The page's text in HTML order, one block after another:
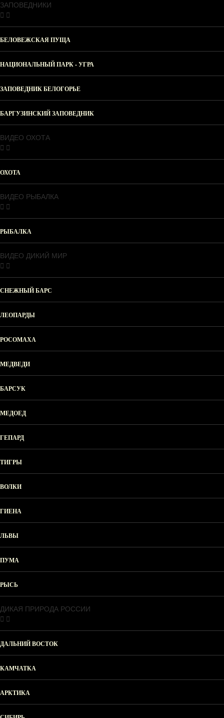
ЗАПОВЕДНИКИ
БЕЛОВЕЖСКАЯ ПУЩА
НАЦИОНАЛЬНЫЙ ПАРК - УГРА
ЗАПОВЕДНИК БЕЛОГОРЬЕ
БАРГУЗИНСКИЙ ЗАПОВЕДНИК
ВИДЕО ОХОТА
ОХОТА
ВИДЕО РЫБАЛКА
РЫБАЛКА
ВИДЕО ДИКИЙ МИР
СНЕЖНЫЙ БАРС
ЛЕОПАРДЫ
РОСОМАХА
МЕДВЕДИ
БАРСУК
МЕДОЕД
ГЕПАРД
ТИГРЫ
ВОЛКИ
ГИЕНА
ЛЬВЫ
ПУМА
РЫСЬ
ДИКАЯ ПРИРОДА РОССИИ
ДАЛЬНИЙ ВОСТОК
КАМЧАТКА
АРКТИКА